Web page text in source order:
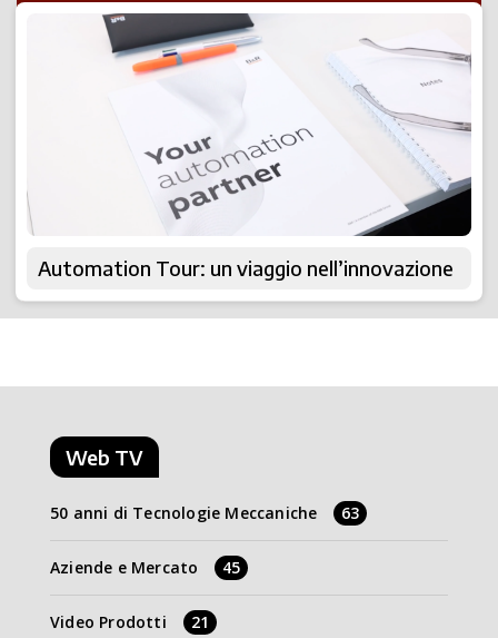
Automation Tour: un viaggio nell’innovazione
Web TV
50 anni di Tecnologie Meccaniche 63
Aziende e Mercato 45
Video Prodotti 21